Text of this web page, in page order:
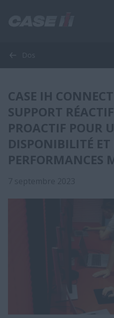
Dos
CASE IH
SUPPORT
PROACTIF POUR
DISPONIBILITÉ ET
PERFORMANCES